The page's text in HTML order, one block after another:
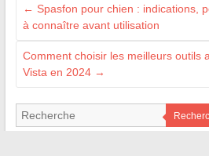
← Spasfon pour chien : indications,
à connaître avant utilisation
Comment choisir les meilleurs outils
Vista en 2024 →